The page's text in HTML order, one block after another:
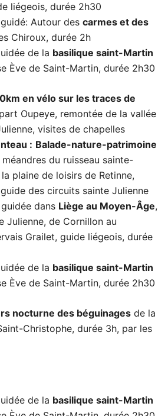
liégeois, durée 2h30
Autour des carmes et des
Chiroux, durée 2h
de la basilique saint-Martin
Ève de Saint-Martin, durée 2h30
en vélo sur les traces de
Oupeye, remontée de la vallée
visites de chapelles
: Balade-nature-patrimoine
du ruisseau sainte-
plaine de loisirs de Retinne,
des circuits sainte Julienne
dans Liège au Moyen-Âge,
Julienne, de Cornillon au
Grailet, guide liégeois, durée
de la basilique saint-Martin
Ève de Saint-Martin, durée 2h30
nocturne des béguinages de la
Christophe, durée 3h, par les
de la basilique saint-Martin